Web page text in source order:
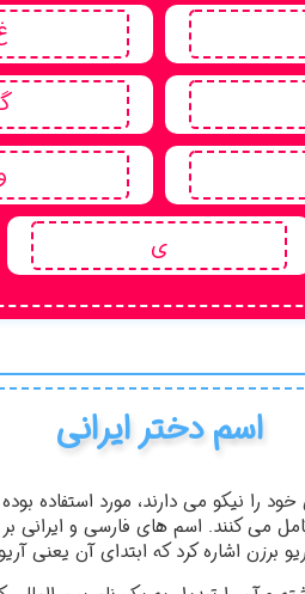
ی
اسم دختر ایرانی
را نیکو می دارند، مورد استفاده
می کنند. اسم های فارسی و ایرانی
اشاره کرد که ابتدای آن یعنی